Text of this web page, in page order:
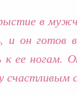
в
и он готов
ее ногам.
счастливым